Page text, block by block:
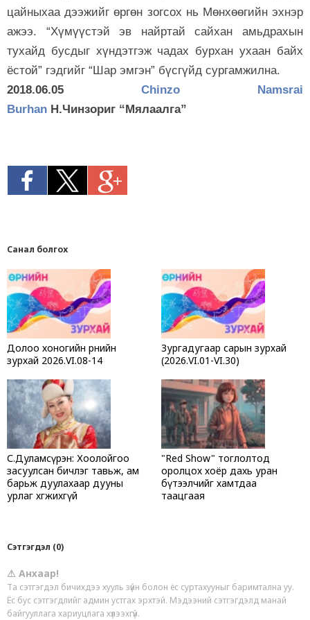
цайныхаа дээжийг өргөн зогсох нь Мөнхөөгийн эхнэр
ажээ. “Хүмүүстэй эв найртай сайхан амьдрахын
тухайд бусдыг хүндэтгэж чадах бурхан ухаан байх
ёстой” гэдгийг “Шар эмгэн” бүсгүйд сургамжилна.
2018.06.05 Chinzo Namsrai
Burhan Н.Чинзориг “Мялаалга”
Санал болгох
Долоо хоногийн өрнийн
зурхай 2026.VI.08-14
Зургадугаар сарын зурхай
(2026.VI.01-VI.30)
С.Дуламсүрэн: Хоолойгоо
засуулсан бичлэг тавьж, ам
барьж дуулахаар дууны
урлаг хөгжихгүй
"Red Show" тоглолтод
оролцох хоёр дахь уран
бүтээлчийг хамтдаа
таацгаая
Сэтгэгдэл (0)
⚠ Анхаар!
Та сэтгэгдэл бичихдээ хууль зүйн болон ёс суртахууныг баримтална уу.
Ёс бус сэтгэгдлийг админ устгах эрхтэй. Мэдээний сэтгэгдэлд манай
байгууллага хариуцлага хүлээхгүй.